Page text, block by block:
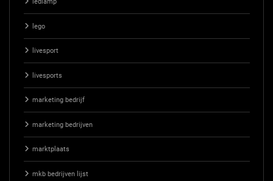
ledlamp
lego
livesport
livesports
marketing bedrijf
marketing bedrijven
marktplaats
mkb bedrijven lijst